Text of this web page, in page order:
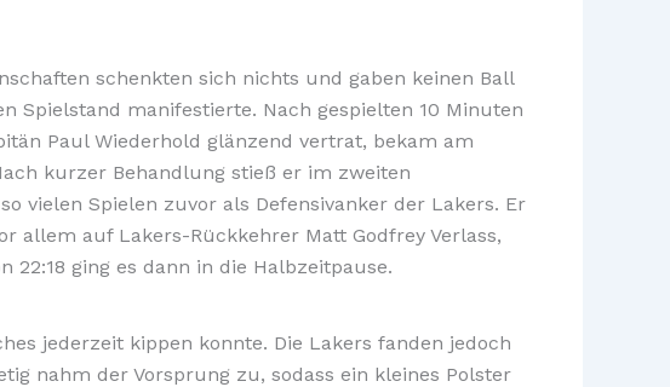
schenkten sich nichts und gaben keinen Ball
Spielstand manifestierte. Nach gespielten 10 Minuten
Paul Wiederhold glänzend vertrat, bekam am
kurzer Behandlung stieß er im zweiten
vielen Spielen zuvor als Defensivanker der Lakers. Er
allem auf Lakers-Rückkehrer Matt Godfrey Verlass,
22:18 ging es dann in die Halbzeitpause.
jederzeit kippen konnte. Die Lakers fanden jedoch
nahm der Vorsprung zu, sodass ein kleines Polster